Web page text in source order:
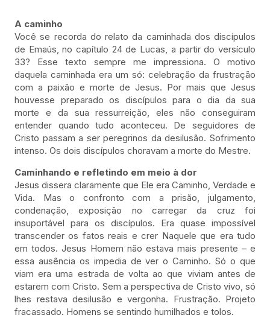
A caminho
Você se recorda do relato da caminhada dos discípulos
de Emaús, no capítulo 24 de Lucas, a partir do versículo
33? Esse texto sempre me impressiona. O motivo
daquela caminhada era um só: celebração da frustração
com a paixão e morte de Jesus. Por mais que Jesus
houvesse preparado os discípulos para o dia da sua
morte e da sua ressurreição, eles não conseguiram
entender quando tudo aconteceu. De seguidores de
Cristo passam a ser peregrinos da desilusão. Sofrimento
intenso. Os dois discípulos choravam a morte do Mestre.
Caminhando e refletindo em meio à dor
Jesus dissera claramente que Ele era Caminho, Verdade e
Vida. Mas o confronto com a prisão, julgamento,
condenação, exposição no carregar da cruz foi
insuportável para os discípulos. Era quase impossível
transcender os fatos reais e crer Naquele que era tudo
em todos. Jesus Homem não estava mais presente – e
essa ausência os impedia de ver o Caminho. Só o que
viam era uma estrada de volta ao que viviam antes de
estarem com Cristo. Sem a perspectiva de Cristo vivo, só
lhes restava desilusão e vergonha. Frustração. Projeto
fracassado. Homens se sentindo humilhados e tolos.